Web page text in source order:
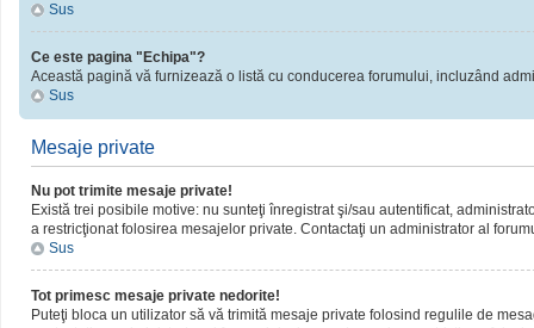
Sus
Ce este pagina "Echipa"?
Această pagină vă furnizează o listă cu conducerea forumului, incluzând
Sus
Mesaje private
Nu pot trimite mesaje private!
Există trei posibile motive: nu sunteţi înregistrat şi/sau autentificat,
a restricţionat folosirea mesajelor private. Contactaţi un administrator al
Sus
Tot primesc mesaje private nedorite!
Puteţi bloca un utilizator să vă trimită mesaje private folosind regulile de